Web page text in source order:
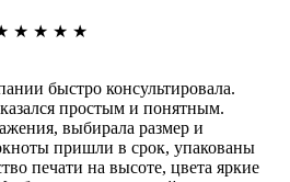
★ ★ ★ ★
быстро консультировала.
простым и понятным.
выбирала размер и
пришли в срок, упакованы
печати на высоте, цвета яркие